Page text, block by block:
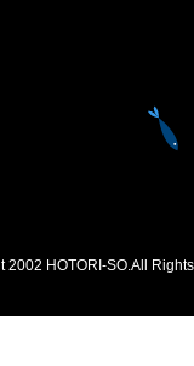
2002 HOTORI-SO.All